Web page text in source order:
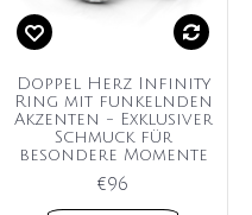
Doppel Herz Infinity
Ring mit funkelnden
Akzenten - Exklusiver
Schmuck für
besondere Momente
€96